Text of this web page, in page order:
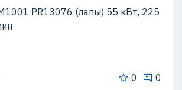
PR13076 (лапы) 55 кВт, 225
0 0